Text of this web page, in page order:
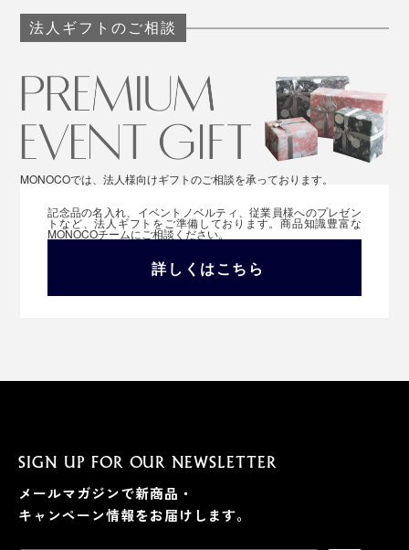
法人ギフトのご相談
MONOCOでは、法人様向けギフトのご相談を承っております。
記念品の名入れ、イベントノベルティ、従業員様へのプレゼン
トなど、法人ギフトをご準備しております。商品知識豊富な
MONOCOチームにご相談ください。
詳しくはこちら
SIGN UP FOR OUR NEWSLETTER
メールマガジンで新商品・
キャンペーン情報をお届けします。